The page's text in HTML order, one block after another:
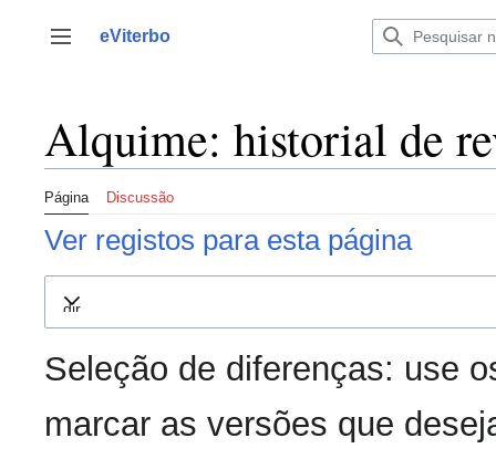
para
Alternar barra lateral
eViterbo
Alquime: historial de
Página Discussão
Ver registos para esta página
Expandir
Seleção de diferenças: use
marcar as versões que